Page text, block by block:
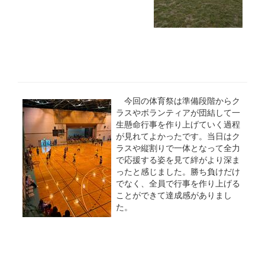
今回の体育祭は準備段階からク
ラスやボランティアが団結して一
生懸命行事を作り上げていく過程
が見れてよかったです。当日はク
ラスや縦割りで一体となって全力
で応援する姿を見て絆がより深ま
ったと感じました。勝ち負けだけ
でなく、全員で行事を作り上げる
ことができて達成感がありまし
た。